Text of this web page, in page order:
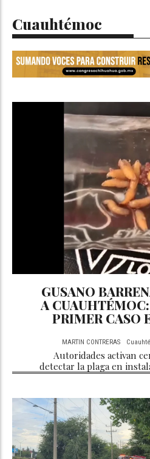
Cuauhtémoc
GUSANO
A
PRIMER CASO
MARTIN CONTRERAS
Autoridades activan
detectar la plaga en